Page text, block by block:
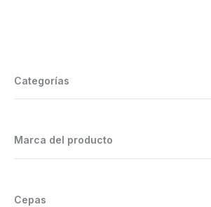
Categorías
Marca del producto
Cepas